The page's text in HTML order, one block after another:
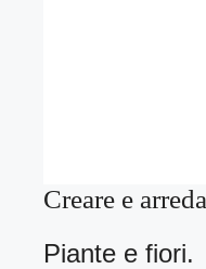
Creare e
Piante e fiori.